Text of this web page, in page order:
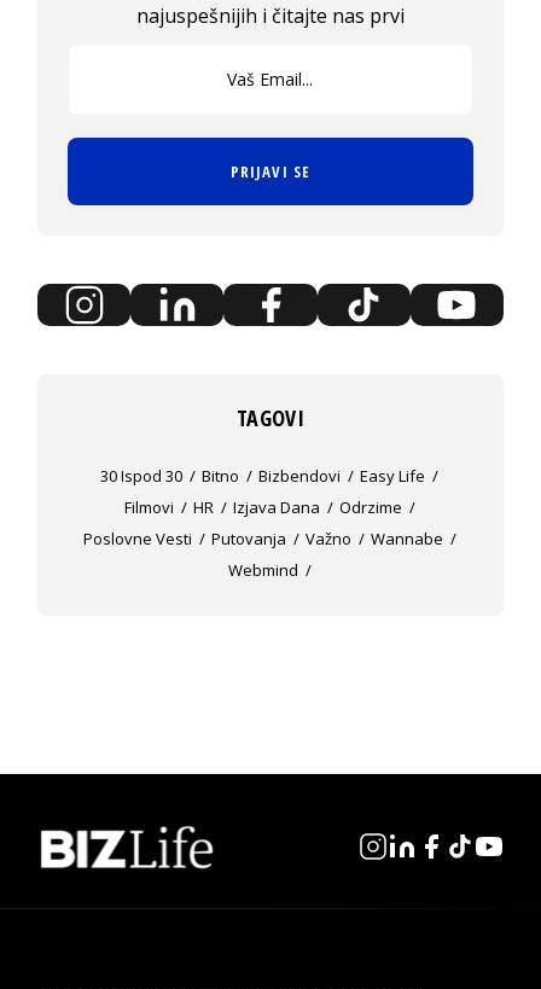
najuspešnijih i čitajte nas prvi
PRIJAVI SE
TAGOVI
30 Ispod 30 Bitno Bizbendovi
Easy Life
Filmovi
HR Izjava Dana
Odrzime
Poslovne Vesti
Putovanja Važno
Wannabe
Webmind